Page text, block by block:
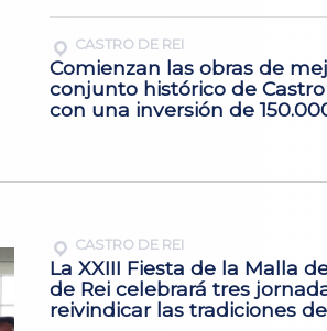
CASTRO DE REI
Comienzan las obras de
conjunto histórico de Castro
con una inversión de
CASTRO DE REI
La XXIII Fiesta de la Malla
de Rei celebrará tres
reivindicar las tradiciones